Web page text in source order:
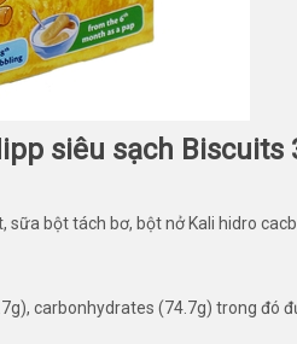
siêu sạch Biscuits
bột tách bơ, bột nở Kali hidro
carbonhydrates (74.7g) trong đó